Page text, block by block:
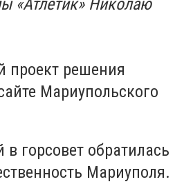
«Атлетик» Николаю
проект решения
Мариупольского
горсовет обратилась
Мариуполя.